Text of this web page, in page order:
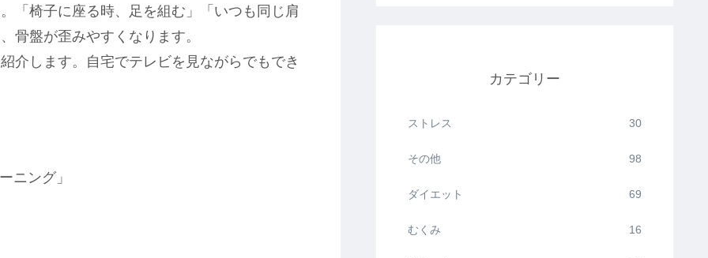
「椅子に座る時、足を組む」「いつも同じ肩
骨盤が歪みやすくなります。
介します。自宅でテレビを見ながらでもでき
カテゴリー
ストレス 30
その他 98
ダイエット 69
むくみ 16